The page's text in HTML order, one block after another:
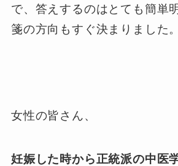
で、答えするのはとても簡単
箋の方向もすぐ決まりました。
女性の皆さん、
妊娠した時から正統派の中医